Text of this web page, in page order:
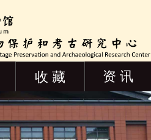
收 藏 资 讯